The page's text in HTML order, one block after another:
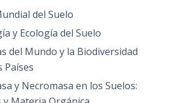
del Suelo
y Ecología del Suelo
del Mundo y la Biodiversidad
Países
y Necromasa en los Suelos: